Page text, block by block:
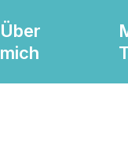
Über
mich